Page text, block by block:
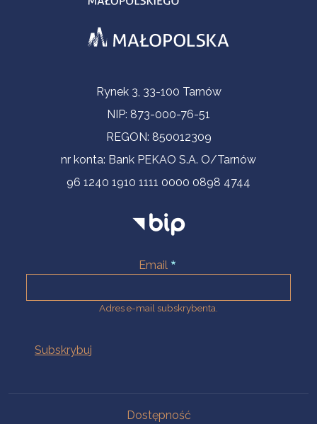
Informacje kontaktoweRynek 3, 33-100 Tarnów
NIP: 873-000-76-51
REGON: 850012309
nr konta: Bank PEKAO S.A. O/Tarnów
96 1240 1910 1111 0000 0898 4744
Email
Adres e-mail subskrybenta.
Dostępność